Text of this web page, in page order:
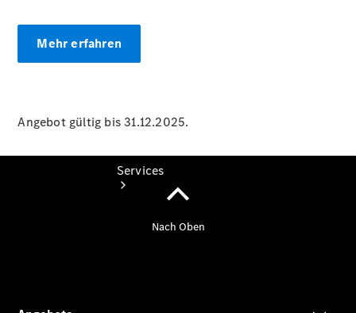
Services
Mehr erfahren
Angebot gültig bis 31.12.2025.